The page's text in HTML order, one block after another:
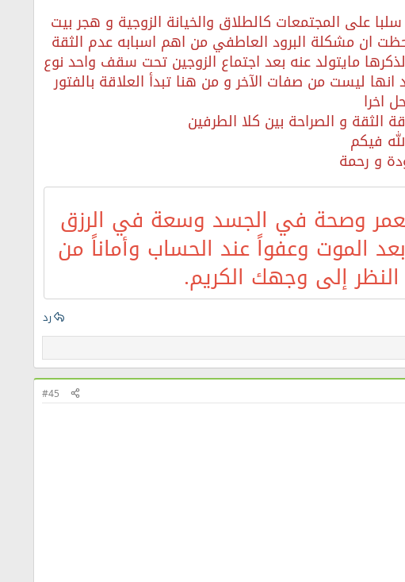
على المجتمعات كالطلاق والخيانة الزوجية و هجر بيت
ان مشكلة البرود العاطفي من اهم اسبابه عدم الثقة
مايتولد عنه بعد اجتماع الزوجين تحت سقف واحد نوع
ليست من صفات الآخر و من هنا تبدأ العلاقة بالفتور
اخرا
الثقة و الصراحة بين كلا الطرفين
فيكم
و رحمة
وصحة في الجسد وسعة في الرزق
الموت وعفواً عند الحساب وأماناً من
إلى وجهك الكريم.
رد
#45